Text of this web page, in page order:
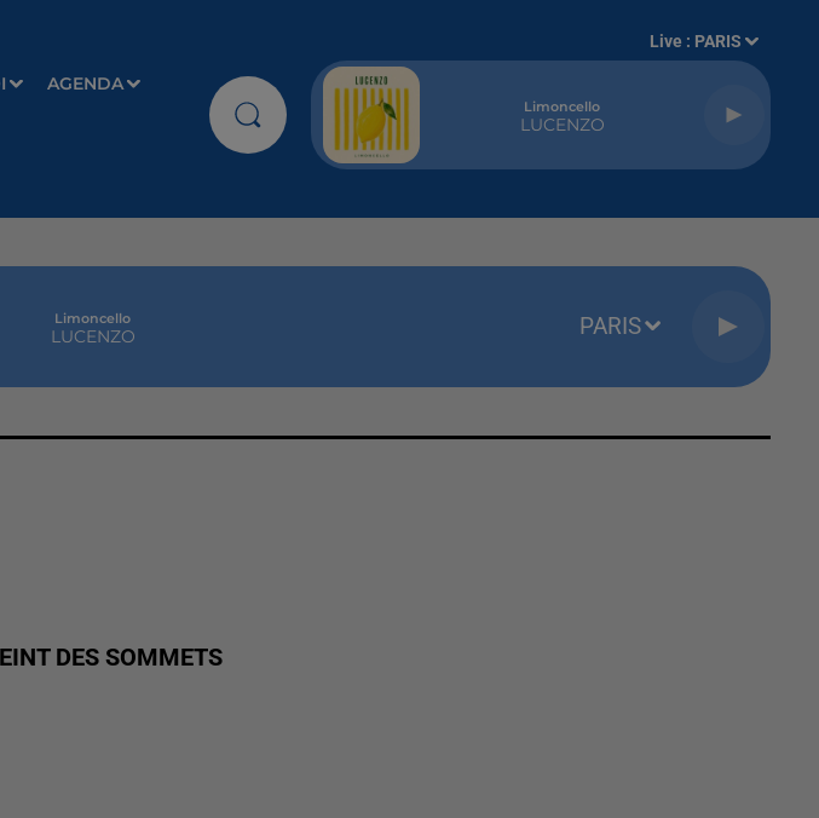
AGENDA
Live : PARIS
Limoncello
LUCENZO
Limoncello
LUCENZO PARIS
DES SOMMETS